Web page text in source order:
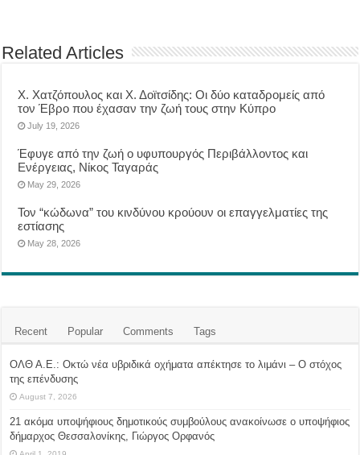
Related Articles
Χ. Χατζόπουλος και Χ. Δοϊτσίδης: Οι δύο καταδρομείς από
τον Έβρο που έχασαν την ζωή τους στην Κύπρο
July 19, 2026
Έφυγε από την ζωή ο υφυπουργός Περιβάλλοντος και
Ενέργειας, Νίκος Ταγαράς
May 29, 2026
Τον “κώδωνα” του κινδύνου κρούουν οι επαγγελματίες της
εστίασης
May 28, 2026
Recent Popular Comments Tags
ΟΛΘ Α.Ε.: Οκτώ νέα υβριδικά οχήματα απέκτησε το λιμάνι – Ο στόχος
της επένδυσης
August 7, 2026
21 ακόμα υποψήφιους δημοτικούς συμβούλους ανακοίνωσε ο υποψήφιος
δήμαρχος Θεσσαλονίκης, Γιώργος Ορφανός